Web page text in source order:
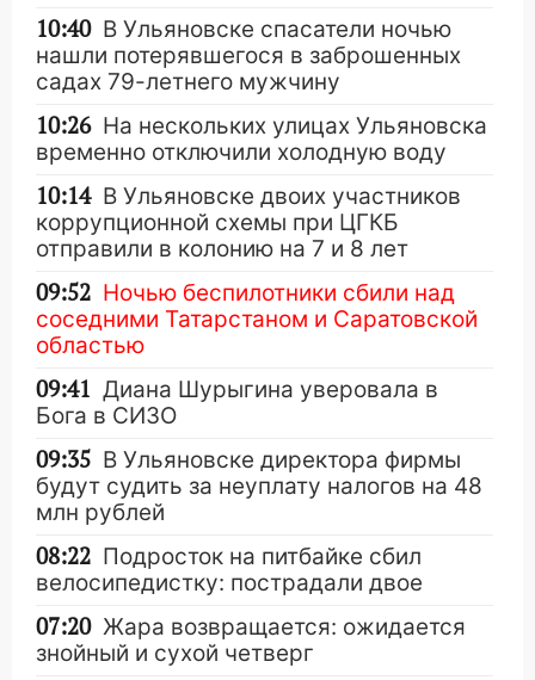
10:40 В Ульяновске спасатели ночью
нашли потерявшегося в заброшенных
садах 79-летнего мужчину
10:26 На нескольких улицах Ульяновска
временно отключили холодную воду
10:14 В Ульяновске двоих участников
коррупционной схемы при ЦГКБ
отправили в колонию на 7 и 8 лет
09:52 Ночью беспилотники сбили над
соседними Татарстаном и Саратовской
областью
09:41 Диана Шурыгина уверовала в
Бога в СИЗО
09:35 В Ульяновске директора фирмы
будут судить за неуплату налогов на 48
млн рублей
08:22 Подросток на питбайке сбил
велосипедистку: пострадали двое
07:20 Жара возвращается: ожидается
знойный и сухой четверг